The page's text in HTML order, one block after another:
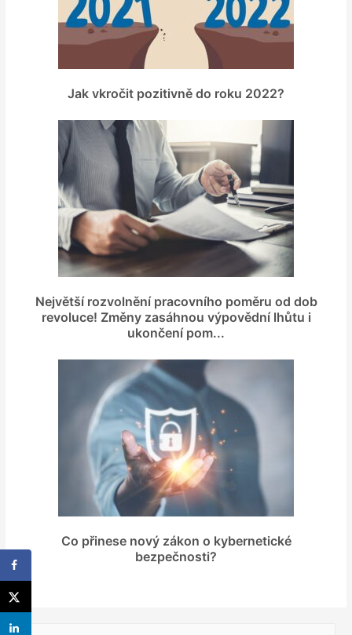
Jak vkročit pozitivně do roku 2022?
Největší rozvolnění pracovního poměru od dob
revoluce! Změny zasáhnou výpovědní lhůtu i
ukončení pom...
Co přinese nový zákon o kybernetické
bezpečnosti?